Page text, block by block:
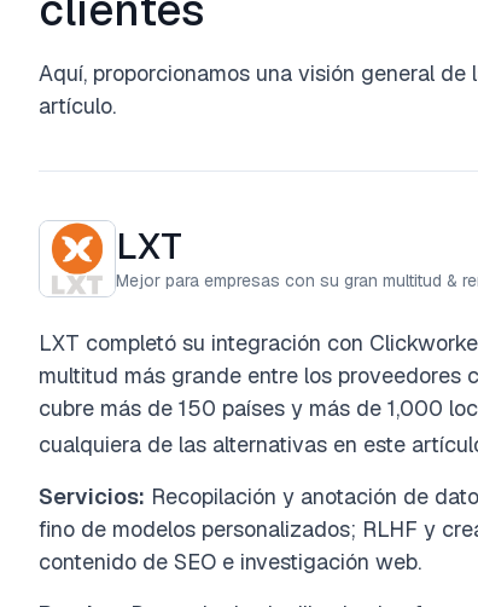
Aquí, proporcionamos una visión general
artículo.
LXT
Mejor para empresas con su gran multitud &
LXT completó su integración con
multitud más grande entre los proveedores
cubre más de 150 países y más de 1,000
cualquiera de las alternativas en este
Servicios: Recopilación y anotación de
fino de modelos personalizados; RLHF y
contenido de SEO e investigación web.